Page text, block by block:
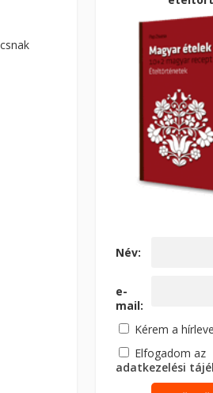
Név:
e-
mail:
Kérem a
Elfogadom az
adatkezelési